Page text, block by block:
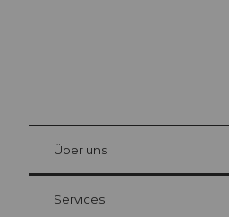
Gästekarte Luzern
Ihre Vorteile als Übernachtungsgast
at Bre
Über uns
Services